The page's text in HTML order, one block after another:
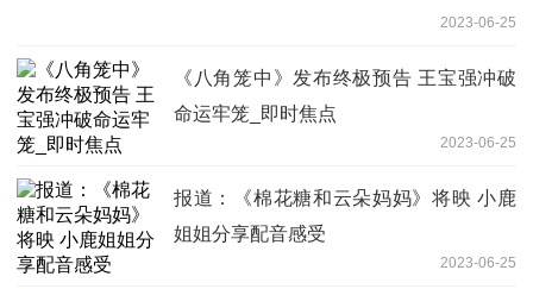
2023-06-25
《八角笼中》发布终极预告 王宝强冲破
命运牢笼_即时焦点
2023-06-25
报道：《棉花糖和云朵妈妈》将映 小鹿
姐姐分享配音感受
2023-06-25